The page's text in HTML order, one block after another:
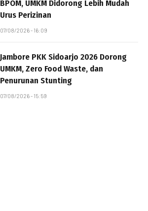
BPOM, UMKM Didorong Lebih Mudah
Urus Perizinan
07/08/2026 - 16:09
Jambore PKK Sidoarjo 2026 Dorong
UMKM, Zero Food Waste, dan
Penurunan Stunting
07/08/2026 - 15:59